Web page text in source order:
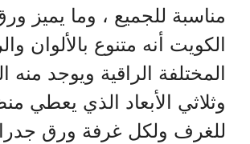
مناسبة للجميع ، وما يميز
الكويت أنه متنوع بالألوان
المختلفة الراقية ويوجد منه
وثلاثي الأبعاد الذي يعطي
للغرف ولكل غرفة ورق